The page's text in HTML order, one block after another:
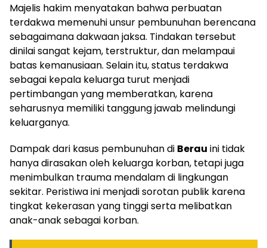
Majelis hakim menyatakan bahwa perbuatan
terdakwa memenuhi unsur pembunuhan berencana
sebagaimana dakwaan jaksa. Tindakan tersebut
dinilai sangat kejam, terstruktur, dan melampaui
batas kemanusiaan. Selain itu, status terdakwa
sebagai kepala keluarga turut menjadi
pertimbangan yang memberatkan, karena
seharusnya memiliki tanggung jawab melindungi
keluarganya.
Dampak dari kasus pembunuhan di Berau ini tidak
hanya dirasakan oleh keluarga korban, tetapi juga
menimbulkan trauma mendalam di lingkungan
sekitar. Peristiwa ini menjadi sorotan publik karena
tingkat kekerasan yang tinggi serta melibatkan
anak-anak sebagai korban.